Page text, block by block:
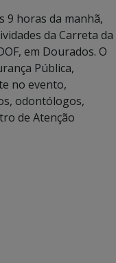
9 horas da manhã,
da Carreta da
em Dourados. O
Pública,
no evento,
odontólogos,
de Atenção